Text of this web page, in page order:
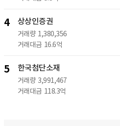
4 상상인증권
거래량 1,380,356
거래대금 16.6억
5 한국첨단소재
거래량 3,991,467
거래대금 118.3억